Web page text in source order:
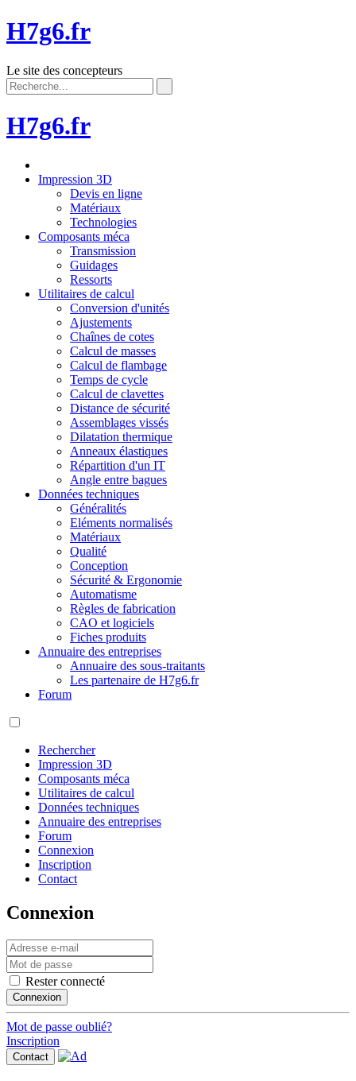
H7g6.fr
Le site des concepteurs
H7g6.fr
Impression 3D
Devis en ligne
Matériaux
Technologies
Composants méca
Transmission
Guidages
Ressorts
Utilitaires de calcul
Conversion d'unités
Ajustements
Chaînes de cotes
Calcul de masses
Calcul de flambage
Temps de cycle
Calcul de clavettes
Distance de sécurité
Assemblages vissés
Dilatation thermique
Anneaux élastiques
Répartition d'un IT
Angle entre bagues
Données techniques
Généralités
Eléments normalisés
Matériaux
Qualité
Conception
Sécurité & Ergonomie
Automatisme
Règles de fabrication
CAO et logiciels
Fiches produits
Annuaire des entreprises
Annuaire des sous-traitants
Les partenaire de H7g6.fr
Forum
Rechercher
Impression 3D
Composants méca
Utilitaires de calcul
Données techniques
Annuaire des entreprises
Forum
Connexion
Inscription
Contact
Connexion
Rester connecté
Connexion
Mot de passe oublié?
Inscription
Contact